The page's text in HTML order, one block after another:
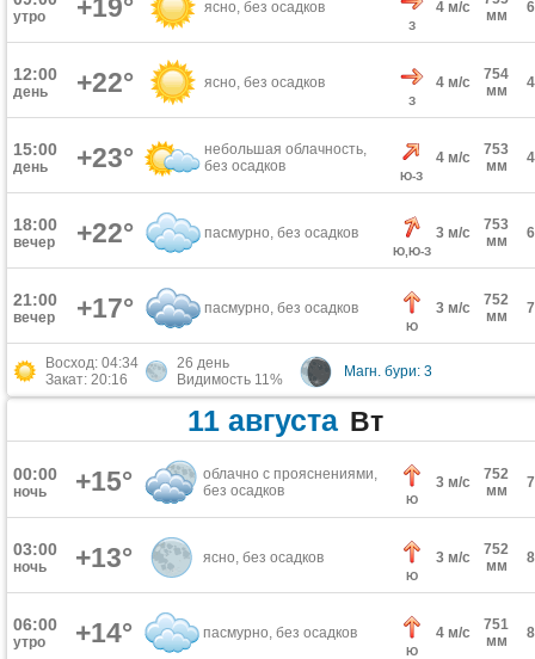
утро +19° ясно, без осадков
З
4 м/с
мм
12:00
день +22° ясно, без осадков
З
4 м/с
754
мм
15:00
день +23°
небольшая облачность,
без осадков
Ю-З
4 м/с
753
мм
18:00
вечер +22° пасмурно, без осадков
Ю,Ю-З
3 м/с
753
мм
21:00
вечер +17° пасмурно, без осадков
Ю
3 м/с
752
мм
Восход: 04:34
Закат: 20:16
26 день
Видимость 11%
Магн. бури: 3
11 августа Вт
00:00
ночь +15°
облачно с прояснениями,
без осадков
Ю
3 м/с
752
мм
03:00
ночь +13° ясно, без осадков
Ю
3 м/с
752
мм
06:00
утро +14° пасмурно, без осадков
Ю
4 м/с
751
мм